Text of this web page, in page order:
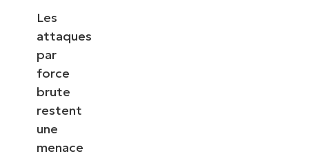
Les
attaques
par
force
brute
restent
une
menace